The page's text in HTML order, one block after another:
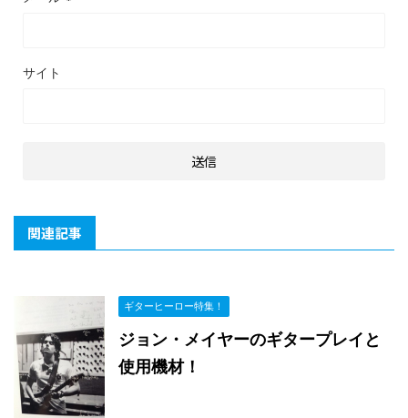
サイト
関連記事
ギターヒーロー特集！
ジョン・メイヤーのギタープレイと
使用機材！